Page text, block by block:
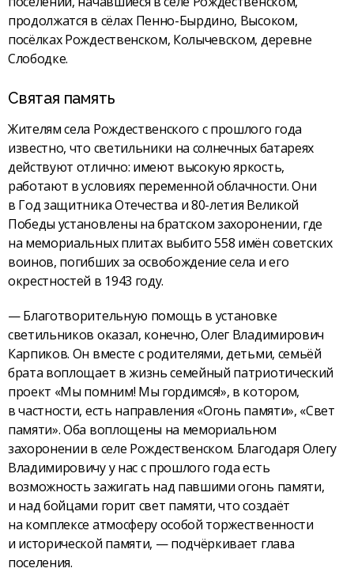
продолжатся в сёлах Пенно-Бырдино, Высоком,
посёлках Рождественском, Колычевском, деревне
Слободке.
Святая память
Жителям села Рождественского с прошлого года
известно, что светильники на солнечных батареях
действуют отлично: имеют высокую яркость,
работают в условиях переменной облачности. Они
в Год защитника Отечества и 80-летия Великой
Победы установлены на братском захоронении, где
на мемориальных плитах выбито 558 имён советских
воинов, погибших за освобождение села и его
окрестностей в 1943 году.
— Благотворительную помощь в установке
светильников оказал, конечно, Олег Владимирович
Карпиков. Он вместе с родителями, детьми, семьёй
брата воплощает в жизнь семейный патриотический
проект «Мы помним! Мы гордимся!», в котором,
в частности, есть направления «Огонь памяти», «Свет
памяти». Оба воплощены на мемориальном
захоронении в селе Рождественском. Благодаря Олегу
Владимировичу у нас с прошлого года есть
возможность зажигать над павшими огонь памяти,
и над бойцами горит свет памяти, что создаёт
на комплексе атмосферу особой торжественности
и исторической памяти, — подчёркивает глава
поселения.